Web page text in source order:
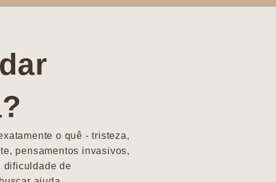
o quê - tristeza,
pensamentos invasivos,
dificuldade de